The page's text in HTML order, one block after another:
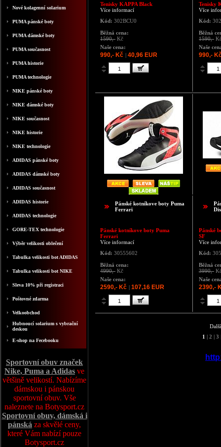
Nové kolagenní solarium
PUMA pánské boty
PUMA dámské boty
PUMA současnost
PUMA historie
PUMA technologie
NIKE pánské boty
NIKE dámské boty
NIKE současnost
NIKE historie
NIKE technologie
ADIDAS pánské boty
ADIDAS dámské boty
ADIDAS současnost
ADIDAS historie
ADIDAS technologie
GORE-TEX technologie
Výběr velikosti oblečení
Tabulka velikosti bot ADIDAS
Tabulka velikosti bot NIKE
Sleva 10% při registraci
Poštovné zdarma
Velkoobchod
Hubnoucí solarium s vybrační
deskou
E-shop na Fecebooku
Sportovní obuv značek
Nike, Puma a Adidas ve
většině velikostí. Nabízíme
dámskou i pánskou
sportovní obuv. Vše
naleznete na Botysport.cz
Sportovní obuv, dámská i
pánská za skvělé ceny,
které Vám nabízí pouze
Botysport.cz
Tenisky KAPPA Black
Více informací
Kód: 302BCU0
Běžná cena:
1590,- Kč
Naše cena:
990,- Kč | 40,96 EUR
Tenisky
Více
Kód:
Běžná
1590,-
Naše
990,-
Pánské kotníkove boty Puma
Ferrari
Pánské kotníkove boty Puma
Ferrari
Více informací
Kód: 30555602
Běžná cena:
4990,- Kč
Naše cena:
2590,- Kč | 107,16 EUR
Pánské
SF
Více
Kód:
Běžná
3990,-
Naše
2390,-
1 | 2 | 3